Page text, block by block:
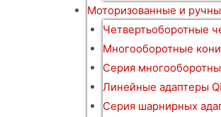
Моторизованные и
Четвертьоборотные
Многооборотные
Серия
Линейные адаптеры
Серия шарнирных